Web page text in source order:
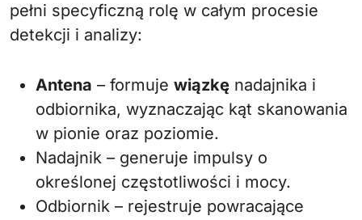
pełni specyficzną rolę w całym procesie
detekcji i analizy:
Antena – formuje wiązkę nadajnika i
odbiornika, wyznaczając kąt skanowania
w pionie oraz poziomie.
Nadajnik – generuje impulsy o
określonej częstotliwości i mocy.
Odbiornik – rejestruje powracające